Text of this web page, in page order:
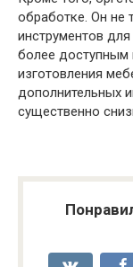
обработке. Он не
инструментов
более доступным
изготовления
дополнительных
существенно